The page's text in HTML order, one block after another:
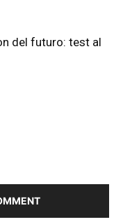
del futuro: test al